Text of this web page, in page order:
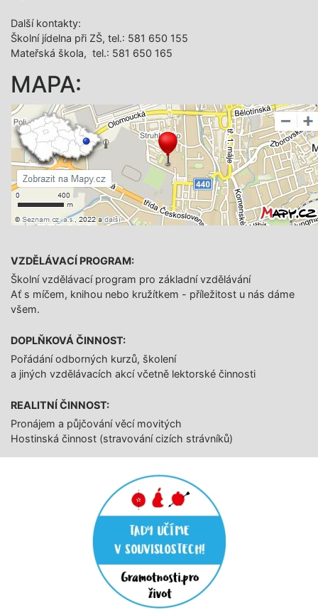
Další­ kontakty:
Školní jídelna při ZŠ, tel.: 581 650 155
Mateřská škola, tel.: 581 650 165
MAPA:
VZDĚLÁVACÍ PROGRAM:
Školní vzdělávací program pro základní vzdělávání
Ať s míčem, knihou nebo kružítkem - příležitost u nás dáme
všem.
DOPLŇKOVÁ ČINNOST:
Pořádání odborných kurzů, školení
a jiných vzdělávacích akcí včetně lektorské činnosti
REALITNÍ ČINNOST:
Pronájem a půjčování věcí movitých
Hostinská činnost (stravování cizích strávníků)